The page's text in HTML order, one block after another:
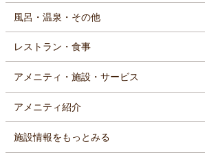
風呂・温泉・その他
レストラン・食事
アメニティ・施設・サービス
アメニティ紹介
施設情報をもっとみる